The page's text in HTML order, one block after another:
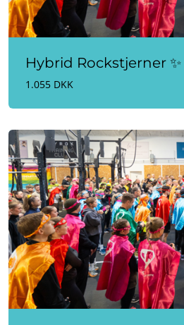
Hybrid Rockstjerner ✨
1.055 DKK